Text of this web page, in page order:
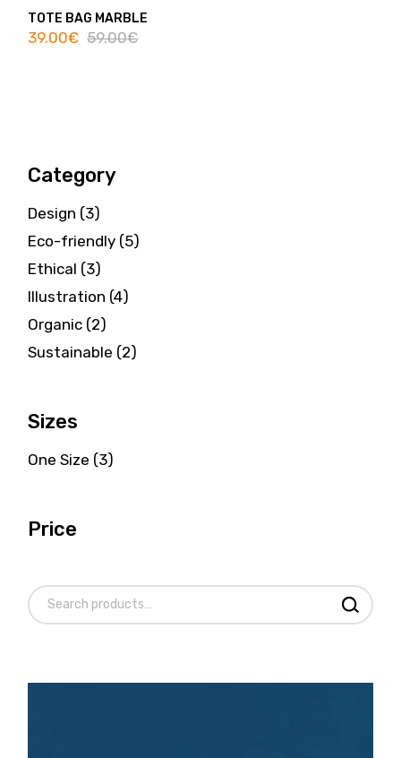
TOTE BAG MARBLE
59.00€
39.00€
Category
Design 33
products
Eco-friendly 55
products
Ethical 33
products
Illustration 44
products
Organic 22
products
Sustainable 22
products
Sizes
One Size (3)
Price